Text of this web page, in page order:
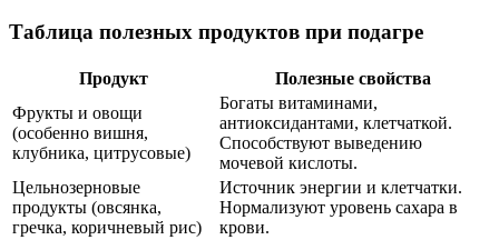
Таблица полезных продуктов при подагре
Продукт
Полезные свойства
Фрукты и овощи
(особенно вишня,
клубника, цитрусовые)
Богаты витаминами,
антиоксидантами, клетчаткой.
Способствуют выведению
мочевой кислоты.
Цельнозерновые
продукты (овсянка,
гречка, коричневый рис)
Источник энергии и клетчатки.
Нормализуют уровень сахара в
крови.